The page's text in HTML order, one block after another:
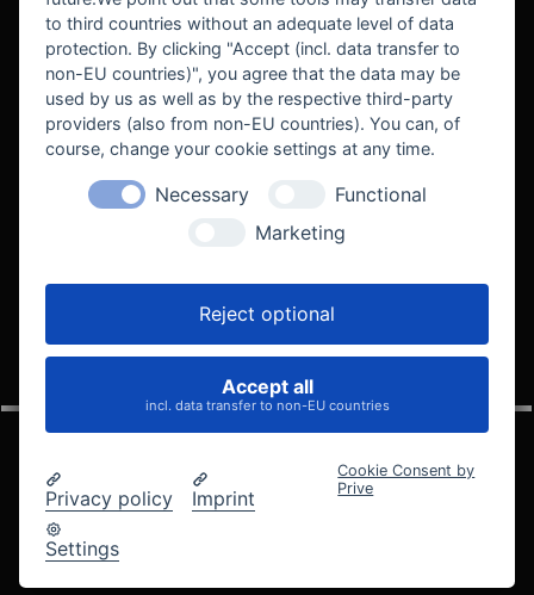
VELOCITY AUTOMOTIVE
© 2005 - 2026 Velocity Automotive
to third countries without an adequate level of data
protection. By clicking "Accept (incl. data transfer to
non-EU countries)", you agree that the data may be
used by us as well as by the respective third-party
providers (also from non-EU countries). You can, of
course, change your cookie settings at any time.
Necessary
Functional
Marketing
Reject optional
Accept all
incl. data transfer to non-EU countries
Privacy policy Imprint
Settings
Cookie Consent by
Prive